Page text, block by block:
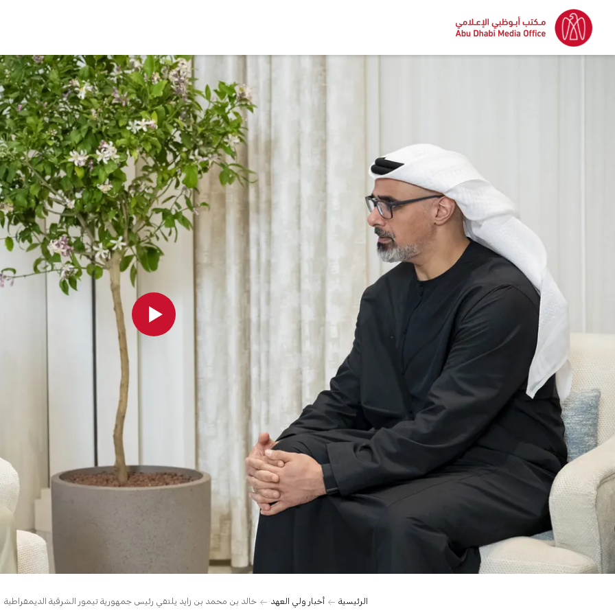
الرئيسية أخبار ولي العهد خالد بن محمد بن زايد يلتقي رئيس جمهورية تيمور الشرقية الديمقراطية
0:00